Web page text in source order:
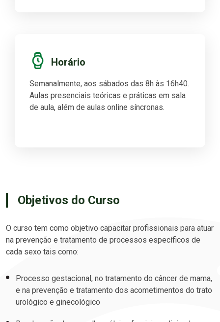
Horário
Semanalmente, aos sábados das 8h às 16h40.
Aulas presenciais teóricas e práticas em sala
de aula, além de aulas online síncronas.
Objetivos do Curso
O curso tem como objetivo capacitar profissionais para atuar
na prevenção e tratamento de processos específicos de
cada sexo tais como:
Processo gestacional, no tratamento do câncer de mama,
e na prevenção e tratamento dos acometimentos do trato
urológico e ginecológico